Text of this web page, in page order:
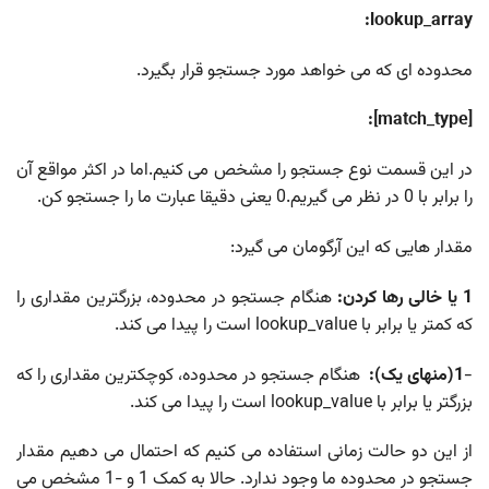
lookup_array:
محدوده ای که می خواهد مورد جستجو قرار بگیرد.
[match_type]:
در این قسمت نوع جستجو را مشخص می کنیم.اما در اکثر مواقع آن
را برابر با 0 در نظر می گیریم.0 یعنی دقیقا عبارت ما را جستجو کن.
مقدار هایی که این آرگومان می گیرد:
1 یا خالی رها کردن:
هنگام جستجو در محدوده، بزرگترین مقداری را
که کمتر یا برابر با lookup_value است را پیدا می کند.
-1(منهای یک):
هنگام جستجو در محدوده، کوچکترین مقداری را که
بزرگتر یا برابر با lookup_value است را پیدا می کند.
از این دو حالت زمانی استفاده می کنیم که احتمال می دهیم مقدار
جستجو در محدوده ما وجود ندارد. حالا به کمک 1 و -1 مشخص می